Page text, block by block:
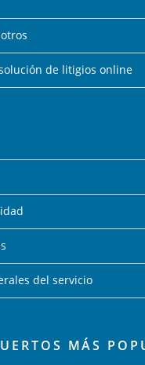
de litigios online
del servicio
MÁS